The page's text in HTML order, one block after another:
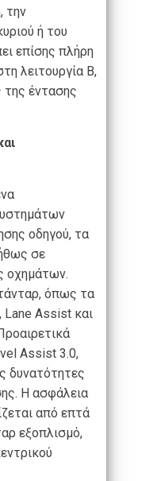
την
ή του
επίσης πλήρη
λειτουργία B,
της έντασης
οδηγού, τα
σε
οχημάτων.
όπως τα
Assist και
Assist 3.0,
δυνατότητες
Η ασφάλεια
από επτά
εξοπλισμό,